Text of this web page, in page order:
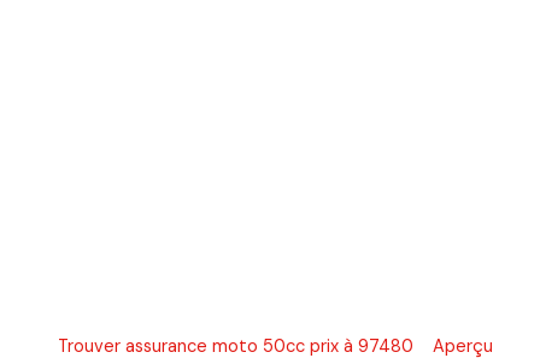
Trouver assurance moto 50cc prix à 97480
Aperçu